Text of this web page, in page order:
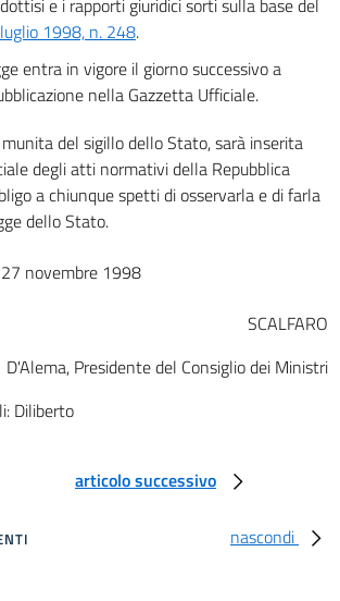
e i rapporti giuridici sorti sulla base del
1998, n. 248.
entra in vigore il giorno successivo a
nella Gazzetta Ufficiale.
del sigillo dello Stato, sarà inserita
degli atti normativi della Repubblica
a chiunque spetti di osservarla e di farla
dello Stato.
novembre 1998
SCALFARO
D'Alema, Presidente del Consiglio dei Ministri
Diliberto
articolo successivo
nascondi